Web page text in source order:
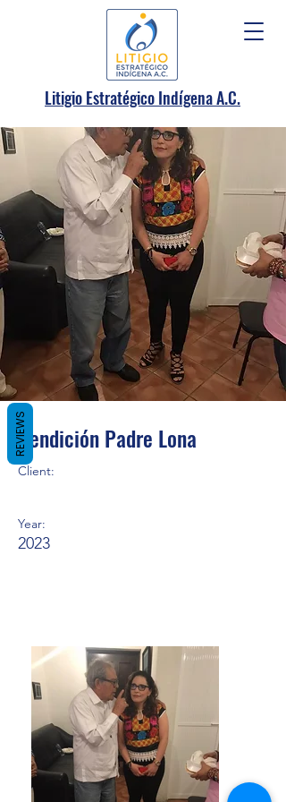
Litigio Estratégico Indígena A.C.
Bendición Padre Lona
Client:
Year:
2023
REVIEWS